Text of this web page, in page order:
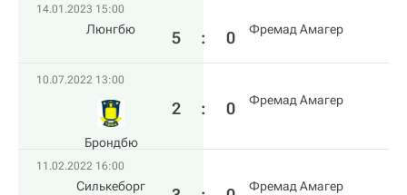
14.01.2023 15:00
Люнгбю 5 : 0 Фремад Амагер
10.07.2022 13:00
Брондбю
2 : 0 Фремад Амагер
11.02.2022 16:00
Силькеборг Фремад Амагер